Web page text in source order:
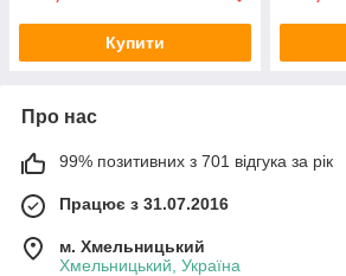
Купити
Про нас
99% позитивних з 701 відгука за рік
Працює з 31.07.2016
м. Хмельницький
Хмельницький, Україна